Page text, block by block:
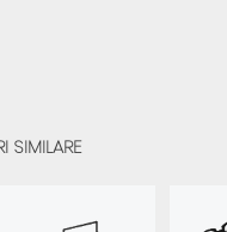
SIMILARE